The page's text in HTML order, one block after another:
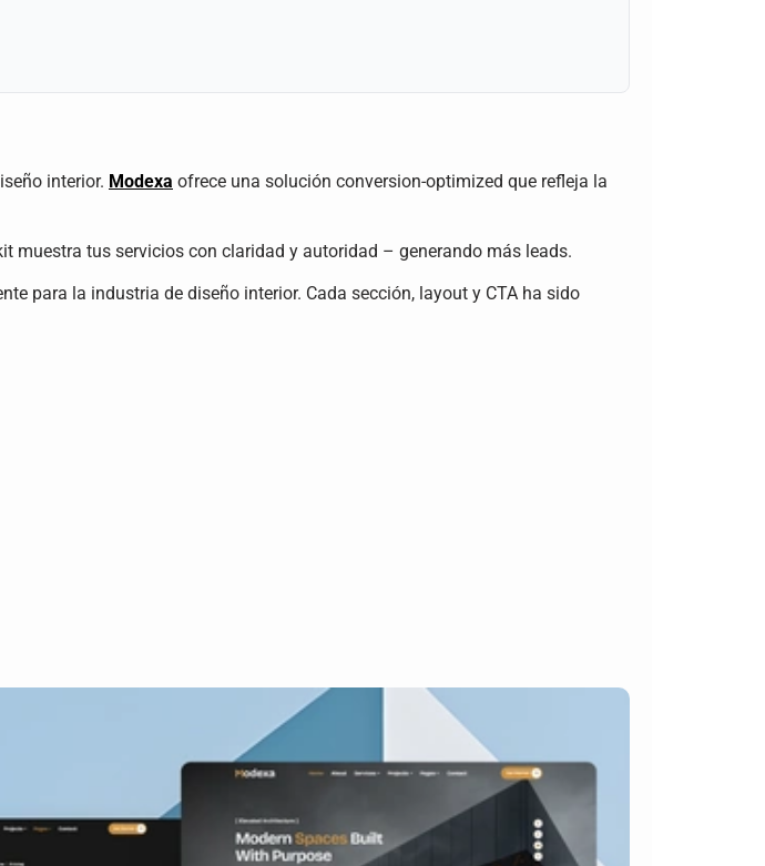
interior. Modexa ofrece una solución conversion-optimized que refleja la
muestra tus servicios con claridad y autoridad – generando más leads.
para la industria de diseño interior. Cada sección, layout y CTA ha sido